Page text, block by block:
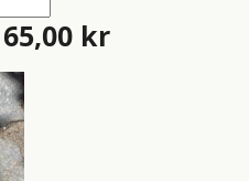
65,00 kr